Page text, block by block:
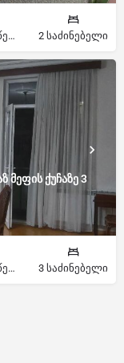
1 წველი წერტილი 2 საძინებელი
მეფის ქუჩაზე 3
2 წველი წერტილი 3 საძინებელი